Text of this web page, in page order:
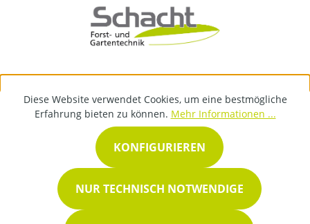
Diese Website verwendet Cookies, um eine bestmögliche
Erfahrung bieten zu können. Mehr Informationen ...
NUR TECHNISCH NOTWENDIGE
KONFIGURIEREN